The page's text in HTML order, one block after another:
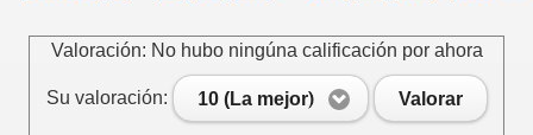
Valoración: No hubo ningúna calificación por ahora
Su valoración: 10 (La mejor) Valorar